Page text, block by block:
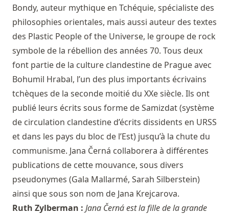
Bondy, auteur mythique en Tchéquie, spécialiste des
philosophies orientales, mais aussi auteur des textes
des Plastic People of the Universe, le groupe de rock
symbole de la rébellion des années 70. Tous deux
font partie de la culture clandestine de Prague avec
Bohumil Hrabal, l’un des plus importants écrivains
tchèques de la seconde moitié du XXe siècle. Ils ont
publié leurs écrits sous forme de Samizdat (système
de circulation clandestine d’écrits dissidents en URSS
et dans les pays du bloc de l’Est) jusqu’à la chute du
communisme. Jana Černá collaborera à différentes
publications de cette mouvance, sous divers
pseudonymes (Gala Mallarmé, Sarah Silberstein)
ainsi que sous son nom de Jana Krejcarova.
Ruth Zylberman : Jana Černá est la fille de la grande